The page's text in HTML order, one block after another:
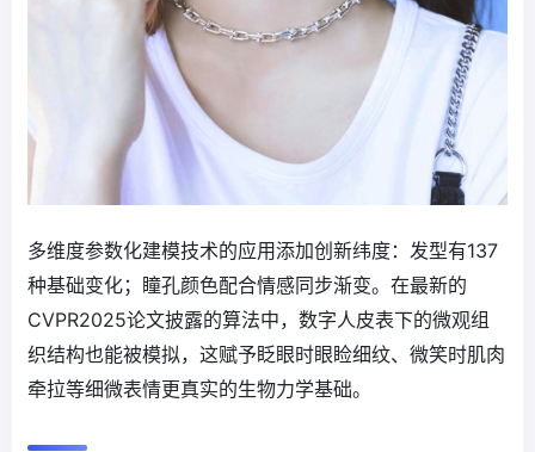
多维度参数化建模技术的应用添加创新纬度：发型有137
种基础变化；瞳孔颜色配合情感同步渐变。在最新的
CVPR2025论文披露的算法中，数字人皮表下的微观组
织结构也能被模拟，这赋予眨眼时眼睑细纹、微笑时肌肉
牵拉等细微表情更真实的生物力学基础。